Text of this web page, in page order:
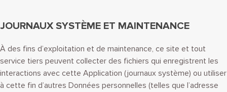
JOURNAUX SYSTÈME ET MAINTENANCE
À des fins d’exploitation et de maintenance, ce site et tout
service tiers peuvent collecter des fichiers qui enregistrent les
interactions avec cette Application (journaux système) ou utiliser
à cette fin d’autres Données personnelles (telles que l’adresse